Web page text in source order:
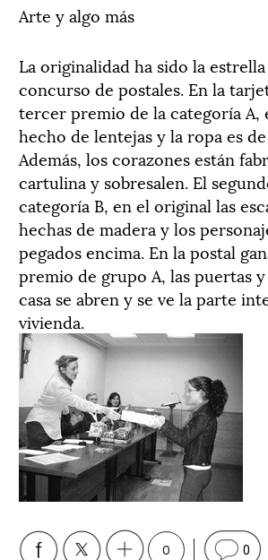
Arte y algo más
La originalidad ha sido la
concurso de postales. En la
tercer premio de la categoría A,
hecho de lentejas y la ropa es
Además, los corazones están
cartulina y sobresalen. El
categoría B, en el original las
hechas de madera y los
pegados encima. En la postal
premio de grupo A, las puertas
casa se abren y se ve la parte
vivienda.
0 0